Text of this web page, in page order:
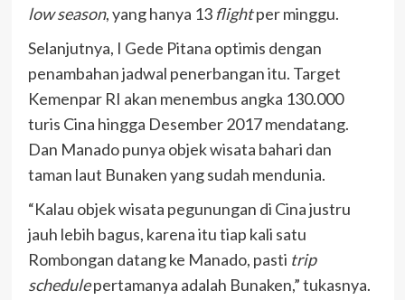
low season, yang hanya 13flightper minggu.
Selanjutnya, I Gede Pitana optimis dengan
penambahan jadwal penerbangan itu. Target
Kemenpar RI akan menembus angka 130.000
turis Cina hingga Desember 2017 mendatang.
Dan Manado punya objek wisata bahari dan
taman laut Bunaken yang sudah mendunia.
“Kalau objek wisata pegunungan di Cina justru
jauh lebih bagus, karena itu tiap kali satu
Rombongan datang ke Manado, pasti trip
schedulepertamanya adalah Bunaken,” tukasnya.